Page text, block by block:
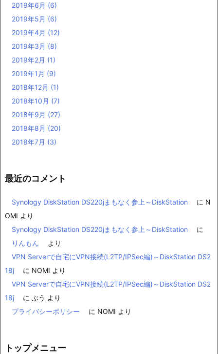
2019年6月 (6)
2019年5月 (6)
2019年4月 (12)
2019年3月 (8)
2019年2月 (1)
2019年1月 (9)
2018年12月 (1)
2018年10月 (7)
2018年9月 (27)
2018年8月 (20)
2018年7月 (3)
最近のコメント
Synology DiskStation DS220jまもなく参上～DiskStation に N
OMI より
Synology DiskStation DS220jまもなく参上～DiskStation
に
りんもん
より
VPN Serverで自宅にVPN接続(L2TP/IPSec編)～DiskStation DS2
18j
に NOMI より
VPN Serverで自宅にVPN接続(L2TP/IPSec編)～DiskStation DS2
18j
に ぶう より
プライバシーポリシー
に NOMI より
トップメニュー